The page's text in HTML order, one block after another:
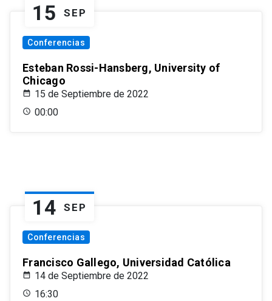
15 SEP
Conferencias
Esteban Rossi-Hansberg, University of
Chicago
15 de Septiembre de 2022
00:00
14 SEP
Conferencias
Francisco Gallego, Universidad Católica
14 de Septiembre de 2022
16:30